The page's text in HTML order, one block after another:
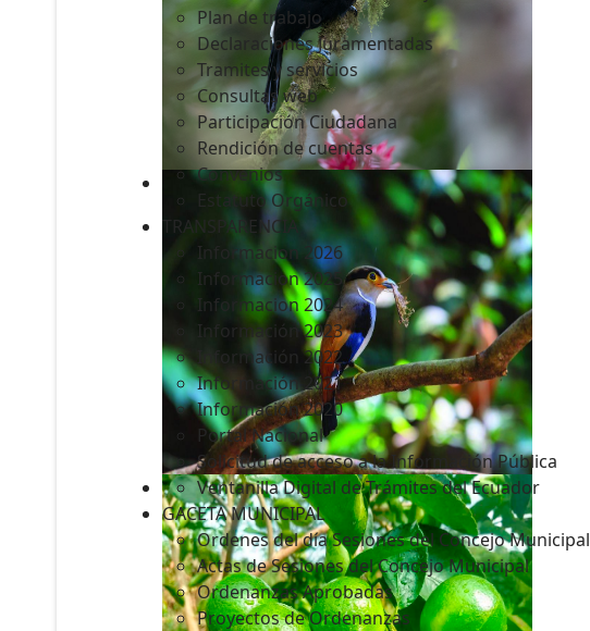
Plan de trabajo
Declaraciones Juramentadas
Tramites y servicios
Consultas web
Participación Ciudadana
Rendición de cuentas
Convenios
Estatuto Orgánico
TRANSPARENCIA
Informacion 2026
Informacion 2025
Informacion 2024
Información 2023
Información 2022
Información 2021
Información 2020
Portal Nacional
Solicitud de acceso a la Información Pública
Ventanilla Digital de Trámites del Ecuador
GACETA MUNICIPAL
Ordenes del día Sesiones del Concejo Municipal
Actas de Sesiones del Concejo Municipal
Ordenanzas Aprobadas
Proyectos de Ordenanzas